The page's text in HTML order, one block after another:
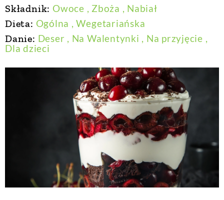
Składnik: Owoce , Zboża , Nabiał
Dieta: Ogólna , Wegetariańska
Danie: Deser , Na Walentynki , Na przyjęcie ,
Dla dzieci
PORADY
ZIELEŃ W DOMU
PROJEKTOWANIE OGRODU
NATURALNIE
URODA
NATURALNA APTECZKA